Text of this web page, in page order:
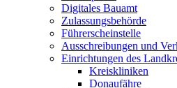
Digitales Bauamt
Zulassungsbehörde
Führerscheinstelle
Ausschreibungen und
Einrichtungen des
Kreiskliniken
Donaufähre